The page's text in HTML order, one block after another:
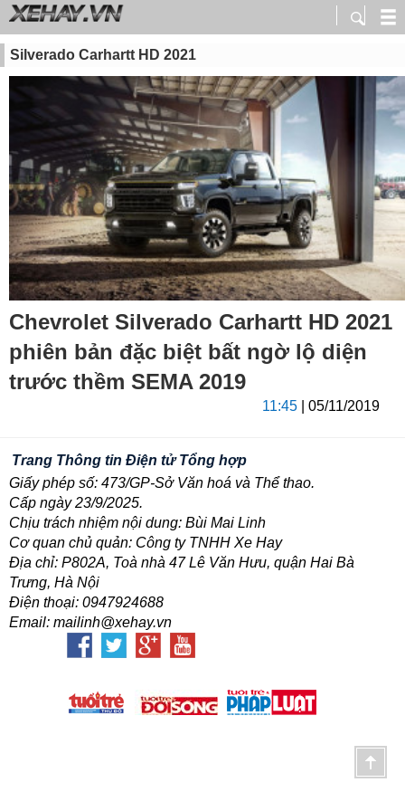
Silverado Carhartt HD 2021
Chevrolet Silverado Carhartt HD 2021
phiên bản đặc biệt bất ngờ lộ diện
trước thềm SEMA 2019
11:45 | 05/11/2019
Trang Thông tin Điện tử Tổng hợp
Giấy phép số: 473/GP-Sở Văn hoá và Thể thao.
Cấp ngày 23/9/2025.
Chịu trách nhiệm nội dung: Bùi Mai Linh
Cơ quan chủ quản: Công ty TNHH Xe Hay
Địa chỉ: P802A, Toà nhà 47 Lê Văn Hưu, quận Hai Bà
Trưng, Hà Nội
Điện thoại: 0947924688
Email: mailinh@xehay.vn